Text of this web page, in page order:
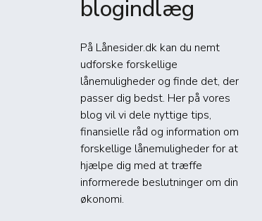
blogindlæg
På Lånesider.dk kan du nemt
udforske forskellige
lånemuligheder og finde det, der
passer dig bedst. Her på vores
blog vil vi dele nyttige tips,
finansielle råd og information om
forskellige lånemuligheder for at
hjælpe dig med at træffe
informerede beslutninger om din
økonomi.
Hvorfor kan man
ikke låne når man er
i...
29 December, 2024 / Jannik Hansen
At stå registreret i Ribers Kredit
Information (RKI), også kendt som